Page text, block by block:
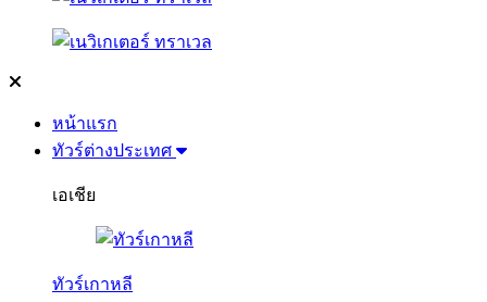
หน้าแรก
ทัวร์ต่างประเทศ
เอเชีย
ทัวร์เกาหลี